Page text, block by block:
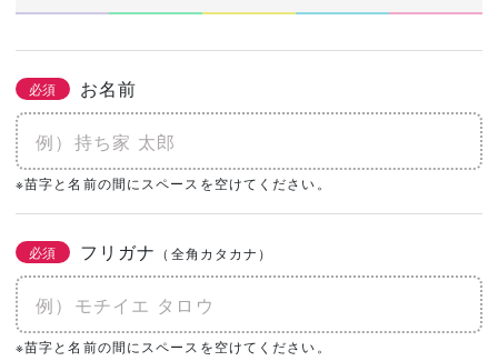
必須 お名前
※苗字と名前の間にスペースを空けてください。
必須 フリガナ （全角カタカナ）
※苗字と名前の間にスペースを空けてください。